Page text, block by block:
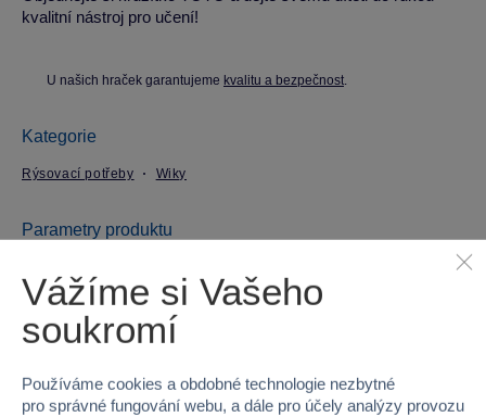
kvalitní nástroj pro učení!
U našich hraček garantujeme kvalitu a bezpečnost.
Kategorie
Rýsovací potřeby Wiky
Parametry produktu
EAN 8590331329885
Kód produktu
Značka Wiky
Vážíme si Vašeho
soukromí
Používáme cookies a obdobné technologie nezbytné
pro správné fungování webu, a dále pro účely analýzy provozu